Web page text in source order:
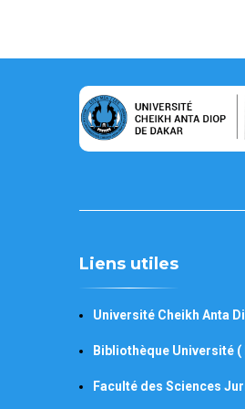
Liens utiles
Université Cheikh Anta
Bibliothèque Université (
Faculté des Sciences